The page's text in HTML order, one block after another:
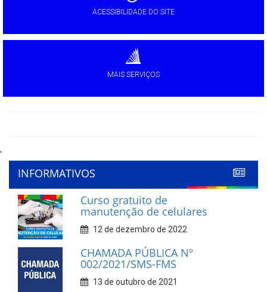
ACESSIBILIDADE DO SITE
MAIS SERVIÇOS
'
INFORMATIVOS
Curso gratuito de
manutenção de celulares
12 de dezembro de 2022
CHAMADA PÚBLICA Nº
002/2021/SMS-FMS
13 de outubro de 2021